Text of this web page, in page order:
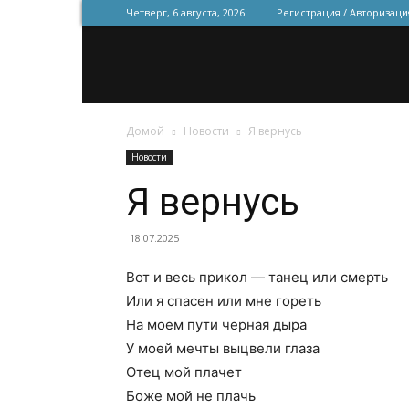
Четверг, 6 августа, 2026 Регистрация /
Домой Новости Я вернусь
Новости
Я вернусь
18.07.2025
Вот и весь прикол — танец или смерть
Или я спасен или мне гореть
На моем пути черная дыра
У моей мечты выцвели глаза
Отец мой плачет
Боже мой не плачь